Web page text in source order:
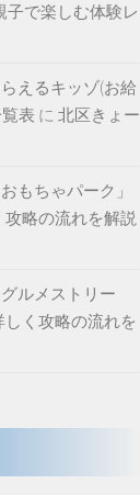
子で楽しむ体験レ
えるキッゾ(お給
表 に 北区きょー
もちゃパーク」
攻略の流れを解説
ルメストリー
しく攻略の流れを